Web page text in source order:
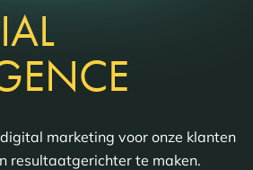
marketing voor onze klanten
resultaatgerichter te maken.